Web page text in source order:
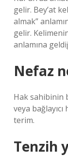
gelir. Bey’at
almak”
gelir.
anlamına
Nefaz
Hak sahibinin
veya
terim.
Tenzih